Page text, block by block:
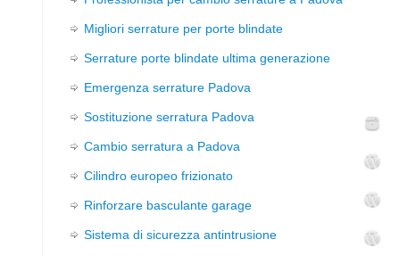
Migliori serrature per porte blindate
Serrature porte blindate ultima generazione
Emergenza serrature Padova
Sostituzione serratura Padova
Cambio serratura a Padova
Cilindro europeo frizionato
Rinforzare basculante garage
Sistema di sicurezza antintrusione